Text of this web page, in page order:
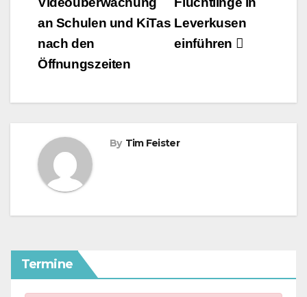
Leverkusen
einführen
an Schulen und KiTas
nach den
Öffnungszeiten
By Tim Feister
Termine